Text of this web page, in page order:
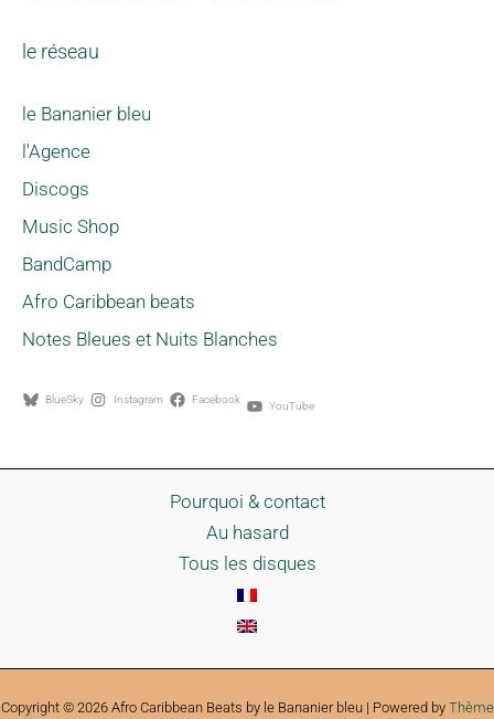
le réseau
le Bananier bleu
l'Agence
Discogs
Music Shop
BandCamp
Afro Caribbean beats
Notes Bleues et Nuits Blanches
BlueSky Instagram Facebook YouTube
Pourquoi & contact
Au hasard
Tous les disques
Copyright © 2026 Afro Caribbean Beats by le Bananier bleu | Powered by Thème